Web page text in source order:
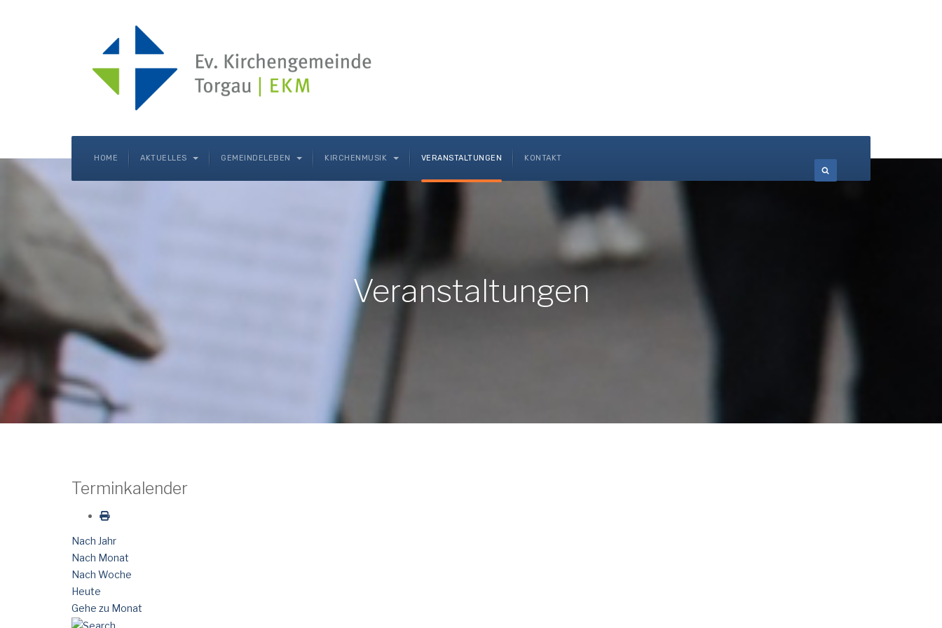
HOME AKTUELLES GEMEINDELEBEN KIRCHENMUSIK VERANSTALTUNGEN KONTAKT
Veranstaltungen
Terminkalender
Nach Jahr
Nach Monat
Nach Woche
Heute
Gehe zu Monat